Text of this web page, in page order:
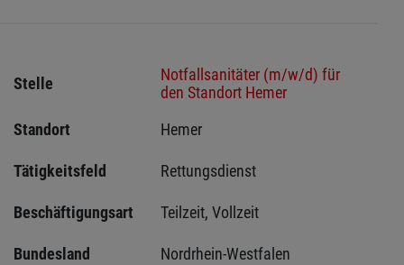
Stelle
Notfallsanitäter (m/w/d) für
den Standort Hemer
Standort
Hemer
Tätigkeitsfeld Rettungsdienst
Beschäftigungsart Teilzeit, Vollzeit
Bundesland Nordrhein-Westfalen